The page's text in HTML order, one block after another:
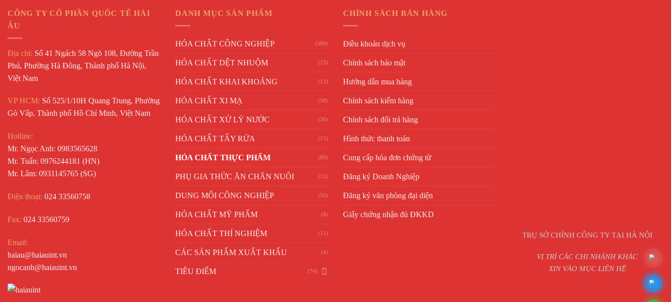
CÔNG TY CỔ PHẦN QUỐC TẾ HẢI
ÂU
Địa chỉ: Số 41 Ngách 58 Ngõ 108, Đường Trần
Phú, Phường Hà Đông, Thành phố Hà Nội,
Việt Nam
VP HCM: Số 525/1/10H Quang Trung, Phường
Gò Vấp, Thành phố Hồ Chí Minh, Việt Nam
Hotline:
Mr. Ngọc Anh: 0983565628
Mr. Tuấn: 0976244181 (HN)
Mr. Lâm: 0931145765 (SG)
Điện thoại: 024 33560758
Fax: 024 33560759
Email:
haiau@haiauint.vn
ngocanh@haiauint.vn
DANH MỤC SẢN PHẨM
HÓA CHẤT CÔNG NGHIỆP (389)
HÓA CHẤT DỆT NHUỘM (23)
HÓA CHẤT KHAI KHOÁNG (12)
HÓA CHẤT XI MẠ (58)
HÓA CHẤT XỬ LÝ NƯỚC (30)
HÓA CHẤT TẨY RỬA (13)
HÓA CHẤT THỰC PHẨM (89)
PHỤ GIA THỨC ĂN CHĂN NUÔI (12)
DUNG MÔI CÔNG NGHIỆP (56)
HÓA CHẤT MỸ PHẨM (8)
HÓA CHẤT THÍ NGHIỆM (21)
CÁC SẢN PHẨM XUẤT KHẨU (4)
TIÊU ĐIỂM (74)
CHÍNH SÁCH BÁN HÀNG
Điều khoản dịch vụ
Chính sách bảo mật
Hướng dẫn mua hàng
Chính sách kiểm hàng
Chính sách đổi trả hàng
Hình thức thanh toán
Cung cấp hóa đơn chứng từ
Đăng ký Doanh Nghiệp
Đăng ký văn phòng đại diện
Giấy chứng nhận đủ ĐKKD
TRỤ SỞ CHÍNH CÔNG TY TẠI HÀ NỘI
VỊ TRÍ CÁC CHI NHÁNH KHÁC
XIN VÀO MỤC LIÊN HỆ